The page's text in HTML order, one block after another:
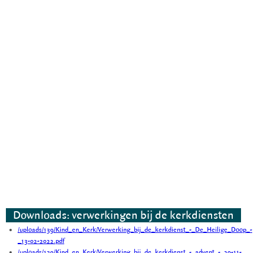
Downloads: verwerkingen bij de kerkdiensten
/uploads/139/Kind_en_Kerk/Verwerking_bij_de_kerkdienst_-_De_Heilige_Doop_-
_13-02-2022.pdf